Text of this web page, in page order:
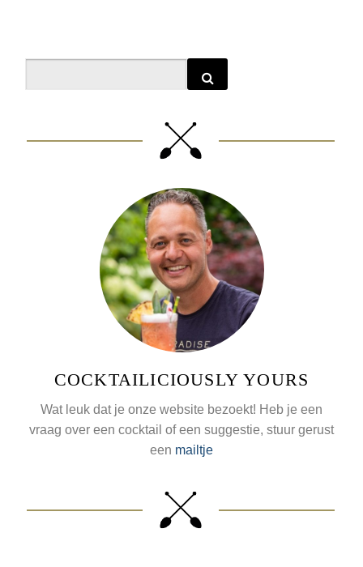
COCKTAILICIOUSLY YOURS
Wat leuk dat je onze website bezoekt! Heb je een
vraag over een cocktail of een suggestie, stuur gerust
een mailtje